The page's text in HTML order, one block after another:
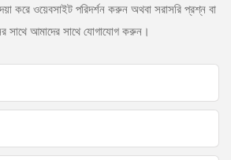
করে ওয়েবসাইট পরিদর্শন করুন অথবা সরাসরি প্রশ্ন বা
সাথে আমাদের সাথে যোগাযোগ করুন।